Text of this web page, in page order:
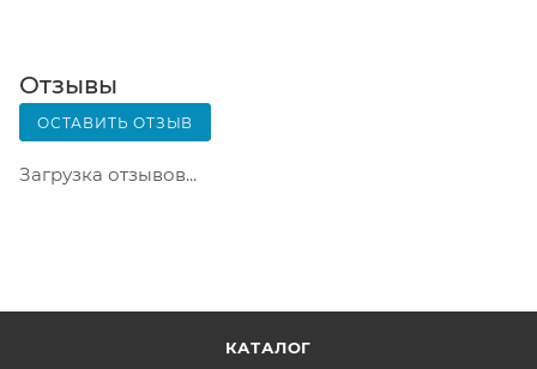
Вскрывать коробку самостоятельно вы можете
только после оплаты заказа. Один заказ может
содержать не больше 10 позиций и его стоимость
не должна превышать 100 000 р.
Отзывы
ОСТАВИТЬ ОТЗЫВ
Загрузка отзывов...
КАТАЛОГ